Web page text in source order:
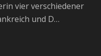
vier verschiedener
und D…